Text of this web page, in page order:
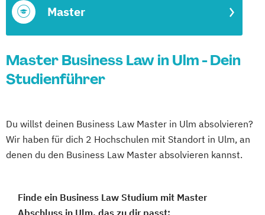
Master
Master Business Law in Ulm - Dein
Studienführer
Du willst deinen Business Law Master in Ulm absolvieren?
Wir haben für dich 2 Hochschulen mit Standort in Ulm, an
denen du den Business Law Master absolvieren kannst.
Finde ein Business Law Studium mit Master
Abschluss in Ulm, das zu dir passt: